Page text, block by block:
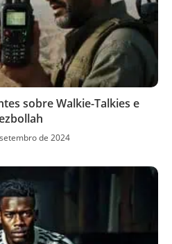
sobre Walkie-Talkies e
de 2024